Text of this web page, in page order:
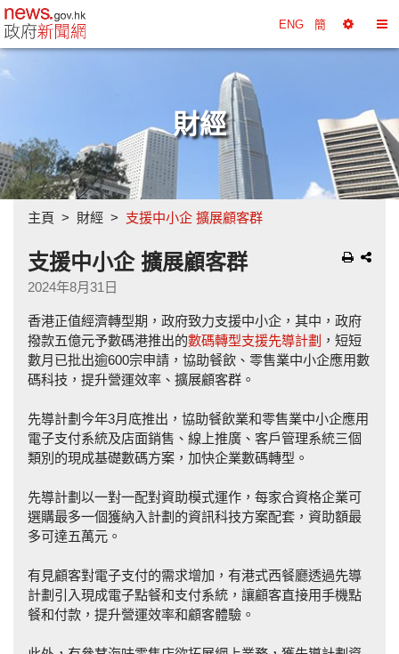
政府新聞網主頁 ENG 簡
擇
換
財經
主頁 財經 支援中小企 擴展顧客群
支援中小企 擴展顧客群
2024年8月31日
香港正值經濟轉型期，政府致力支援中小企，其中，政府
撥款五億元予數碼港推出的數碼轉型支援先導計劃 ，短短
數月已批出逾600宗申請，協助餐飲、零售業中小企應用數
碼科技，提升營運效率、擴展顧客群。
先導計劃今年3月底推出，協助餐飲業和零售業中小企應用
電子支付系統及店面銷售、線上推廣、客戶管理系統三個
類別的現成基礎數碼方案，加快企業數碼轉型。
先導計劃以一對一配對資助模式運作，每家合資格企業可
選購最多一個獲納入計劃的資訊科技方案配套，資助額最
多可達五萬元。
有見顧客對電子支付的需求增加，有港式西餐廳透過先導
計劃引入現成電子點餐和支付系統，讓顧客直接用手機點
餐和付款，提升營運效率和顧客體驗。